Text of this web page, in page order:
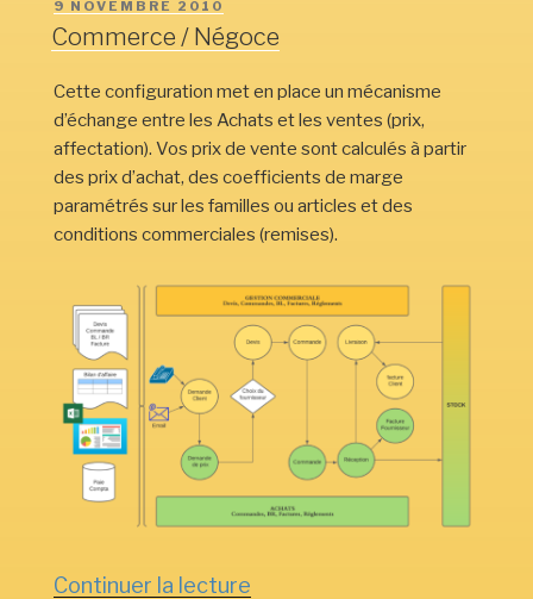
PUBLIÉ
LE
9 NOVEMBRE 2010
Commerce / Négoce
Cette configuration met en place un mécanisme
d’échange entre les Achats et les ventes (prix,
affectation). Vos prix de vente sont calculés à partir
des prix d’achat, des coefficients de marge
paramétrés sur les familles ou articles et des
conditions commerciales (remises).
Continuer la lecture